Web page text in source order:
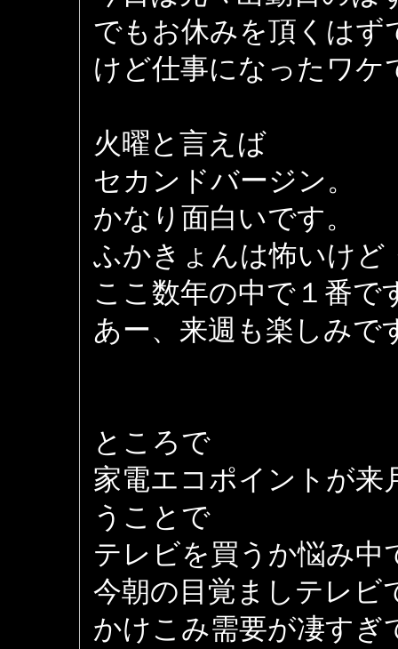
でもお休みを頂くはず
けど仕事になったワケ
火曜と言えば
セカンドバージン。
かなり面白いです。
ふかきょんは怖いけど
ここ数年の中で１番で
あー、来週も楽しみで
ところで
家電エコポイントが来
うことで
テレビを買うか悩み中
今朝の目覚ましテレビ
かけこみ需要が凄すぎ